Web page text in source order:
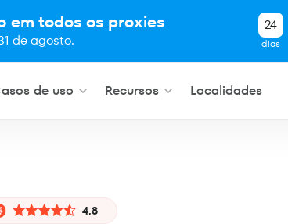
em todos os proxies
de agosto.
24
dias
de uso Recursos Localidades
4.8